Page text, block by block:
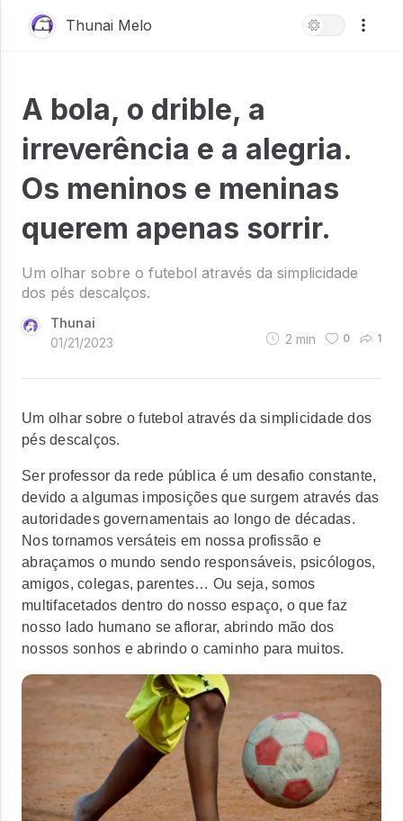
Thunai Melo
A bola, o drible, a
irreverência e a alegria.
Os meninos e meninas
querem apenas sorrir.
Um olhar sobre o futebol através da simplicidade
dos pés descalços.
Thunai
01/21/2023
2 min 0 1
Um olhar sobre o futebol através da simplicidade dos
pés descalços.
Ser professor da rede pública é um desafio constante,
devido a algumas imposições que surgem através das
autoridades governamentais ao longo de décadas.
Nos tornamos versáteis em nossa profissão e
abraçamos o mundo sendo responsáveis, psicólogos,
amigos, colegas, parentes… Ou seja, somos
multifacetados dentro do nosso espaço, o que faz
nosso lado humano se aflorar, abrindo mão dos
nossos sonhos e abrindo o caminho para muitos.